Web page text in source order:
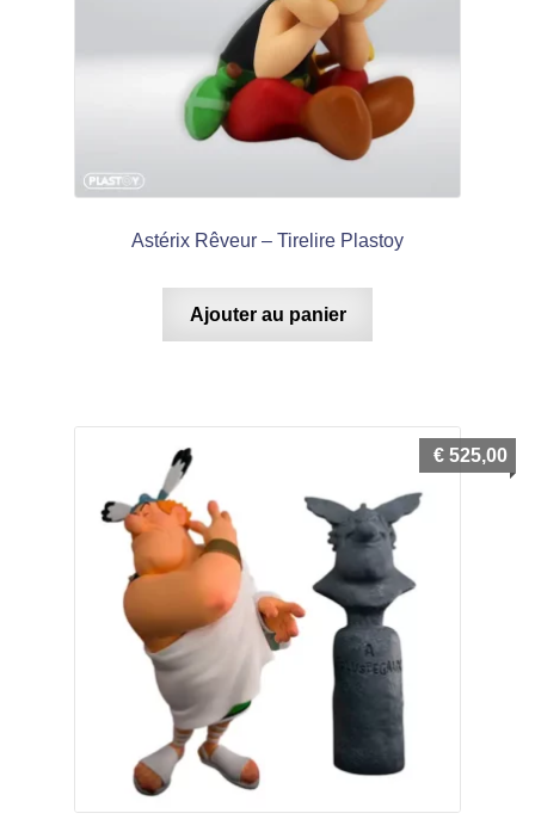
Astérix Rêveur – Tirelire Plastoy
Ajouter au panier
€ 525,00